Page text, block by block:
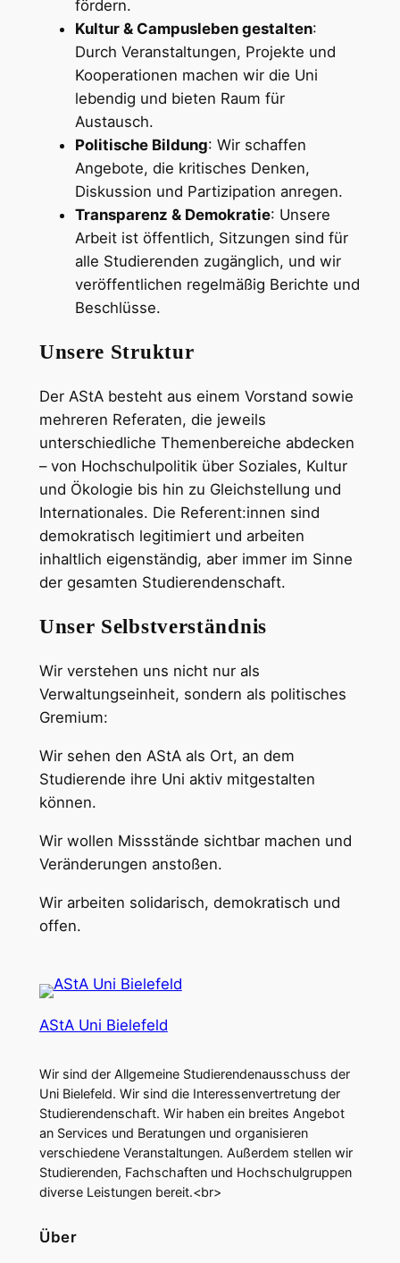
fördern.
Kultur & Campusleben gestalten:
Durch Veranstaltungen, Projekte und
Kooperationen machen wir die Uni
lebendig und bieten Raum für
Austausch.
Politische Bildung: Wir schaffen
Angebote, die kritisches Denken,
Diskussion und Partizipation anregen.
Transparenz & Demokratie: Unsere
Arbeit ist öffentlich, Sitzungen sind für
alle Studierenden zugänglich, und wir
veröffentlichen regelmäßig Berichte und
Beschlüsse.
Unsere Struktur
Der AStA besteht aus einem Vorstand sowie
mehreren Referaten, die jeweils
unterschiedliche Themenbereiche abdecken
– von Hochschulpolitik über Soziales, Kultur
und Ökologie bis hin zu Gleichstellung und
Internationales. Die Referent:innen sind
demokratisch legitimiert und arbeiten
inhaltlich eigenständig, aber immer im Sinne
der gesamten Studierendenschaft.
Unser Selbstverständnis
Wir verstehen uns nicht nur als
Verwaltungseinheit, sondern als politisches
Gremium:
Wir sehen den AStA als Ort, an dem
Studierende ihre Uni aktiv mitgestalten
können.
Wir wollen Missstände sichtbar machen und
Veränderungen anstoßen.
Wir arbeiten solidarisch, demokratisch und
offen.
AStA Uni Bielefeld
Wir sind der Allgemeine Studierendenausschuss der
Uni Bielefeld. Wir sind die Interessenvertretung der
Studierendenschaft. Wir haben ein breites Angebot
an Services und Beratungen und organisieren
verschiedene Veranstaltungen. Außerdem stellen wir
Studierenden, Fachschaften und Hochschulgruppen
diverse Leistungen bereit.<br>
Über